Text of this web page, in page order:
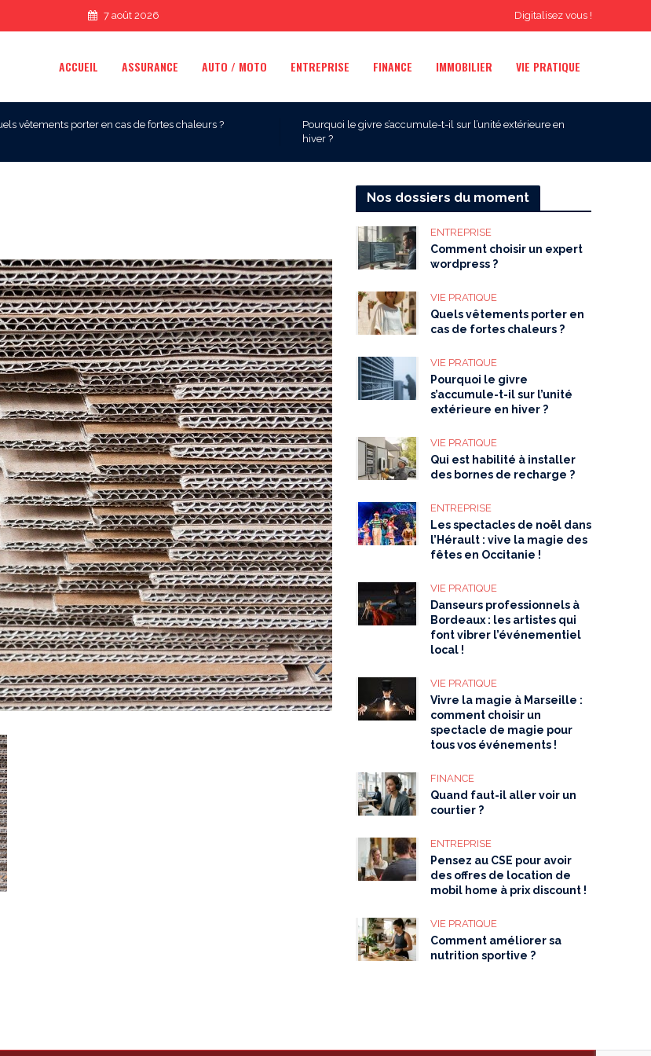
Digitalisez vous !
7 août 2026
ACCUEIL ASSURANCE AUTO / MOTO ENTREPRISE FINANCE IMMOBILIER VIE PRATIQUE
vêtements porter en cas de fortes chaleurs ?
Pourquoi le givre s’accumule-t-il sur l’unité extérieure en
hiver ?
Nos dossiers du moment
ENTREPRISE
Comment choisir un expert
wordpress ?
VIE PRATIQUE
Quels vêtements porter en
cas de fortes chaleurs ?
VIE PRATIQUE
Pourquoi le givre
s’accumule-t-il sur l’unité
extérieure en hiver ?
VIE PRATIQUE
Qui est habilité à installer
des bornes de recharge ?
ENTREPRISE
Les spectacles de noël dans
l’Hérault : vive la magie des
fêtes en Occitanie !
VIE PRATIQUE
Danseurs professionnels à
Bordeaux : les artistes qui
font vibrer l’événementiel
local !
VIE PRATIQUE
Vivre la magie à Marseille :
comment choisir un
spectacle de magie pour
tous vos événements !
FINANCE
Quand faut-il aller voir un
courtier ?
ENTREPRISE
Pensez au CSE pour avoir
des offres de location de
mobil home à prix discount !
VIE PRATIQUE
Comment améliorer sa
nutrition sportive ?